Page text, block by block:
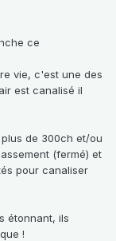
ce
vie, c'est une des
est canalisé il
de 300ch et/ou
(fermé) et
pour canaliser
étonnant, ils
!